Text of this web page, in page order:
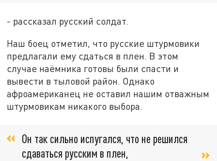
- рассказал русский солдат.
Наш боец отметил, что русские штурмовики
предлагали ему сдаться в плен. В этом
случае наёмника готовы были спасти и
вывести в тыловой район. Однако
афроамериканец не оставил нашим отважным
штурмовикам никакого выбора.
Он так сильно испугался, что не решился
сдаваться русским в плен,